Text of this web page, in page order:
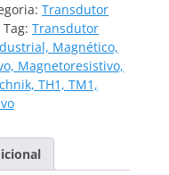
Transdutor
Tag: Transdutor
Magnético,
Magnetoresistivo,
TH1, TM1,